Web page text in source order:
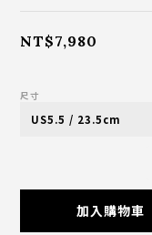
NT$7,980
尺寸
加入購物車